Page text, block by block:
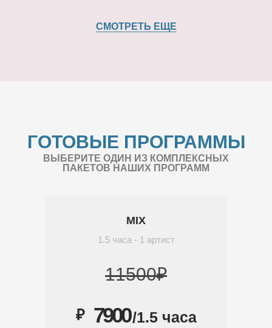
СМОТРЕТЬ ЕЩЕ
ГОТОВЫЕ ПРОГРАММЫ
ВЫБЕРИТЕ ОДИН ИЗ КОМПЛЕКСНЫХ
ПАКЕТОВ НАШИХ ПРОГРАММ
MIX
1.5 часа - 1 артист
11500₽
₽ 7900/1.5 часа